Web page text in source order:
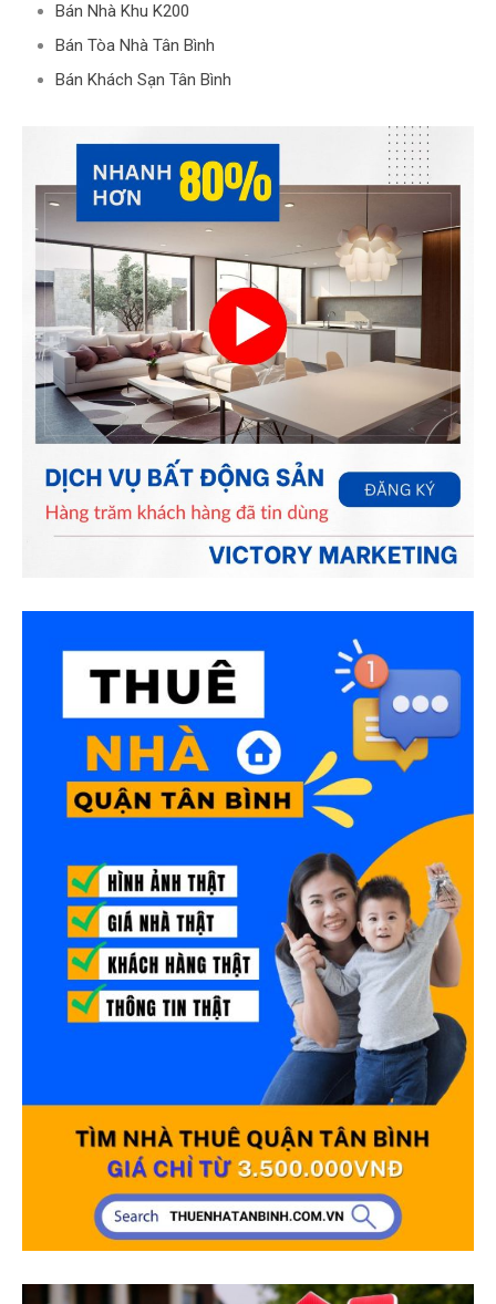
Bán Nhà Khu K200
Bán Tòa Nhà Tân Bình
Bán Khách Sạn Tân Bình